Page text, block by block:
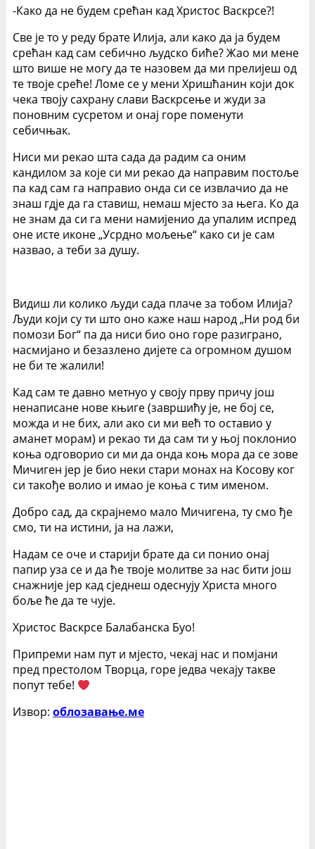
-Како да не будем срећан кад Христос Васкрсе?!
Све је то у реду брате Илија, али како да ја будем
срећан кад сам себично људско биће? Жао ми мене
што више не могу да те назовем да ми прелијеш од
те твоје среће! Ломе се у мени Хришћанин који док
чека твоју сахрану слави Васкрсење и жуди за
поновним сусретом и онај горе поменути
себичњак.
Ниси ми рекао шта сада да радим са оним
кандилом за које си ми рекао да направим постоље
па кад сам га направио онда си се извлачио да не
знаш гдје да га ставиш, немаш мјесто за њега. Ко да
не знам да си га мени намијенио да упалим испред
оне исте иконе „Усрдно мољење“ како си је сам
назвао, а теби за душу.
Видиш ли колико људи сада плаче за тобом Илија?
Људи који су ти што оно каже наш народ „Ни род би
помози Бог“ па да ниси био оно горе разиграно,
насмијано и безазлено дијете са огромном душом
не би те жалили!
Кад сам те давно метнуо у своју прву причу још
ненаписане нове књиге (завршићу је, не бој се,
можда и не бих, али ако си ми већ то оставио у
аманет морам) и рекао ти да сам ти у њој поклонио
коња одговорио си ми да онда коњ мора да се зове
Мичиген јер је био неки стари монах на Косову ког
си такође волио и имао је коња с тим именом.
Добро сад, да скрајнемо мало Мичигена, ту смо ђе
смо, ти на истини, ја на лажи,
Надам се оче и старији брате да си понио онај
папир уза се и да ће твоје молитве за нас бити још
снажније јер кад сједнеш одеснују Христа много
боље ће да те чује.
Христос Васкрсе Балабанска Буо!
Припреми нам пут и мјесто, чекај нас и помјани
пред престолом Творца, горе једва чекају такве
попут тебе!
Извор: облозавање.ме